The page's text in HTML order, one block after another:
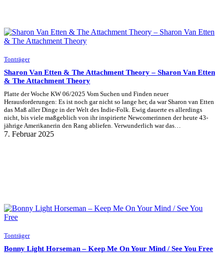
Tonträger
Sharon Van Etten & The Attachment Theory – Sharon Van Etten
& The Attachment Theory
Platte der Woche KW 06/2025 Vom Suchen und Finden neuer
Herausforderungen: Es ist noch gar nicht so lange her, da war Sharon van Etten
das Maß aller Dinge in der Welt des Indie-Folk. Ewig dauerte es allerdings
nicht, bis viele maßgeblich von ihr inspirierte Newcomerinnen der heute 43-
jährige Amerikanerin den Rang abliefen. Verwunderlich war das…
7. Februar 2025
Tonträger
Bonny Light Horseman – Keep Me On Your Mind / See You Free